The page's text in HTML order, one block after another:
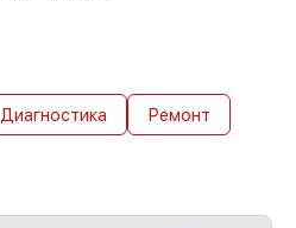
Диагностика Ремонт